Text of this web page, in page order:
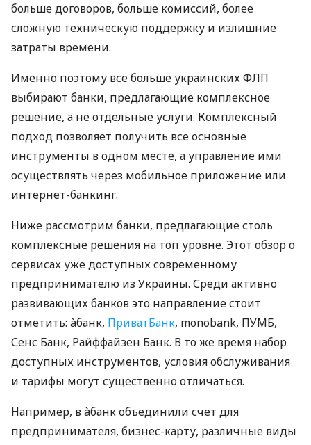
больше договоров, больше комиссий, более
сложную техническую поддержку и излишние
затраты времени.
Именно поэтому все больше украинских ФЛП
выбирают банки, предлагающие комплексное
решение, а не отдельные услуги. Комплексный
подход позволяет получить все основные
инструменты в одном месте, а управление ими
осуществлять через мобильное приложение или
интернет-банкинг.
Ниже рассмотрим банки, предлагающие столь
комплексные решения на топ уровне. Этот обзор о
сервисах уже доступных современному
предпринимателю из Украины. Среди активно
развивающих банков это направление стоит
отметить: àбанк, ПриватБанк, monobank, ПУМБ,
Сенс Банк, Райффайзен Банк. В то же время набор
доступных инструментов, условия обслуживания
и тарифы могут существенно отличаться.
Например, в àбанк объединили счет для
предпринимателя, бизнес-карту, различные виды